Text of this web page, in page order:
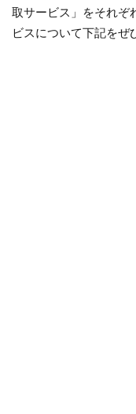
取サービス」をそれぞ
ビスについて下記をぜ